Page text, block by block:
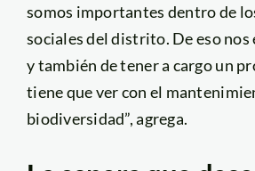
somos importantes dentro de
sociales del distrito. De eso
y también de tener a cargo un
tiene que ver con el
biodiversidad”, agrega.